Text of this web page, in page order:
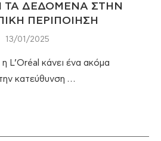
ΤΑ ΔΕΔΟΜΕΝΑ ΣΤΗΝ
ΠΕΡΙΠΟΙΗΣΗ
13/01/2025
L’Oréal κάνει ένα ακόμα
κατεύθυνση …